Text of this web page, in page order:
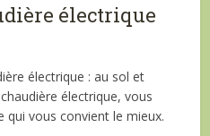
électrique
électrique : au sol et
électrique, vous
qui vous convient le mieux.